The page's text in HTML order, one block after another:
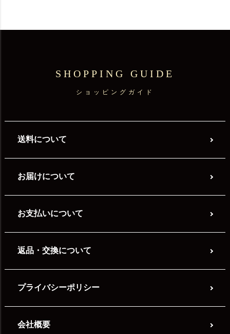
SHOPPING GUIDE
ショッピングガイド
送料について
お届けについて
お支払いについて
返品・交換について
プライバシーポリシー
会社概要